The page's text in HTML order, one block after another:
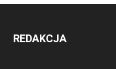
REDAKCJA